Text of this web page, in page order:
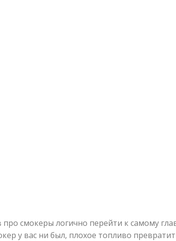
про смокеры логично перейти к самому
у вас ни был, плохое топливо